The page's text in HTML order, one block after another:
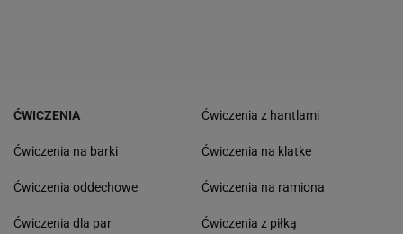
ĆWICZENIA
Ćwiczenia na barki
Ćwiczenia oddechowe
Ćwiczenia dla par
Ćwiczenia z hantlami
Ćwiczenia na klatke
Ćwiczenia na ramiona
Ćwiczenia z piłką